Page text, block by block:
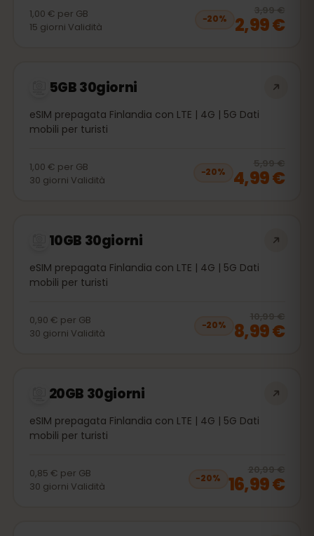
1,00 € per GB
15 giorni Validità
−20%
3,99 €
2,99 €
5GB 30giorni
eSIM prepagata Finlandia con LTE | 4G | 5G Dati
mobili per turisti
1,00 € per GB
30 giorni Validità
−20%
5,99 €
4,99 €
10GB 30giorni
eSIM prepagata Finlandia con LTE | 4G | 5G Dati
mobili per turisti
0,90 € per GB
30 giorni Validità
−20%
10,99 €
8,99 €
20GB 30giorni
eSIM prepagata Finlandia con LTE | 4G | 5G Dati
mobili per turisti
0,85 € per GB
30 giorni Validità
−20%
20,99 €
16,99 €